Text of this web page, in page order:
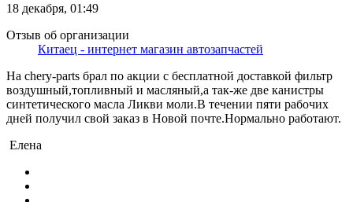
18 декабря, 01:49
Отзыв об организации
Китаец - интернет магазин автозапчастей
На chery-parts брал по акции с бесплатной доставкой фильтр
воздушный,топливный и масляный,а так-же две канистры
синтетического масла Ликви моли.В течении пяти рабочих
дней получил свой заказ в Новой почте.Нормально работают.
Елена